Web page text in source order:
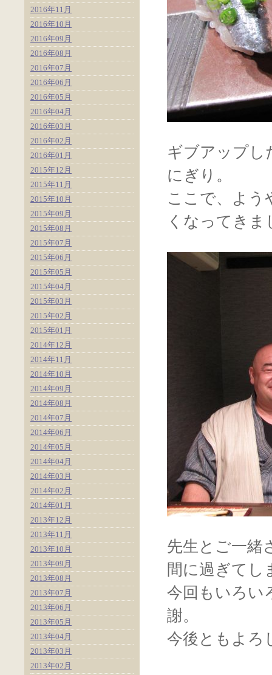
ギブアップし
にぎり。
ここで、よう
くなってきま
先生とご一緒
間に過ぎてし
今回もいろい
謝。
今後ともよろ
2016年11月
2016年10月
2016年09月
2016年08月
2016年07月
2016年06月
2016年05月
2016年04月
2016年03月
2016年02月
2016年01月
2015年12月
2015年11月
2015年10月
2015年09月
2015年08月
2015年07月
2015年06月
2015年05月
2015年04月
2015年03月
2015年02月
2015年01月
2014年12月
2014年11月
2014年10月
2014年09月
2014年08月
2014年07月
2014年06月
2014年05月
2014年04月
2014年03月
2014年02月
2014年01月
2013年12月
2013年11月
2013年10月
2013年09月
2013年08月
2013年07月
2013年06月
2013年05月
2013年04月
2013年03月
2013年02月